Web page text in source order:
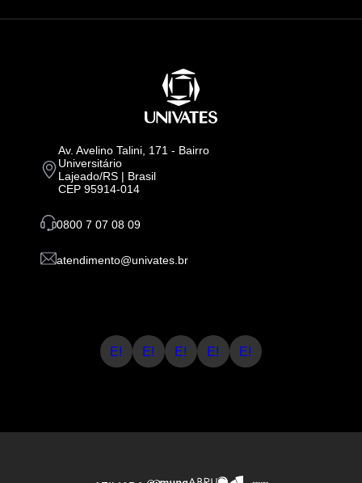
Av. Avelino Talini, 171 - Bairro
Universitário
Lajeado/RS | Brasil
CEP 95914-014
0800 7 07 08 09
atendimento@univates.br
E! E! E! E! E!